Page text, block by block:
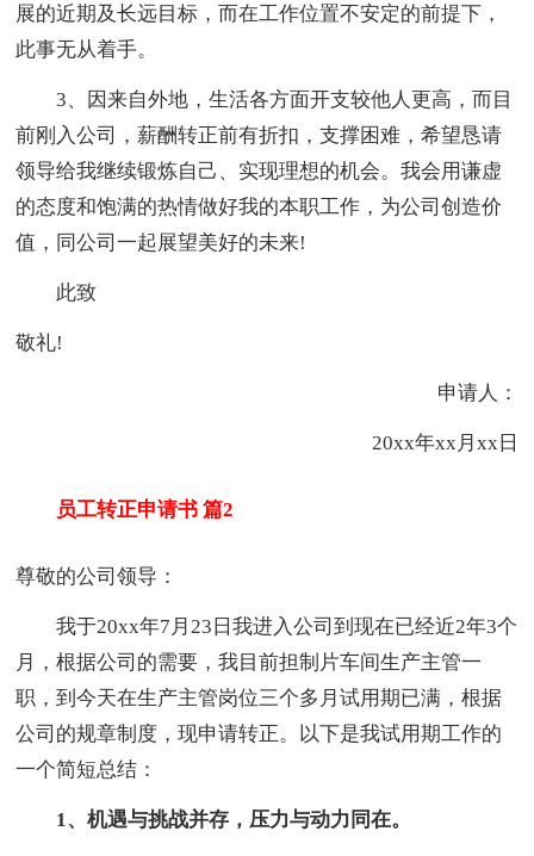
展的近期及长远目标，而在工作位置不安定的前提下，
此事无从着手。
3、因来自外地，生活各方面开支较他人更高，而目
前刚入公司，薪酬转正前有折扣，支撑困难，希望恳请
领导给我继续锻炼自己、实现理想的机会。我会用谦虚
的态度和饱满的热情做好我的本职工作，为公司创造价
值，同公司一起展望美好的未来!
此致
敬礼!
申请人：
20xx年xx月xx日
员工转正申请书 篇2
尊敬的公司领导：
我于20xx年7月23日我进入公司到现在已经近2年3个
月，根据公司的需要，我目前担制片车间生产主管一
职，到今天在生产主管岗位三个多月试用期已满，根据
公司的规章制度，现申请转正。以下是我试用期工作的
一个简短总结：
1、机遇与挑战并存，压力与动力同在。